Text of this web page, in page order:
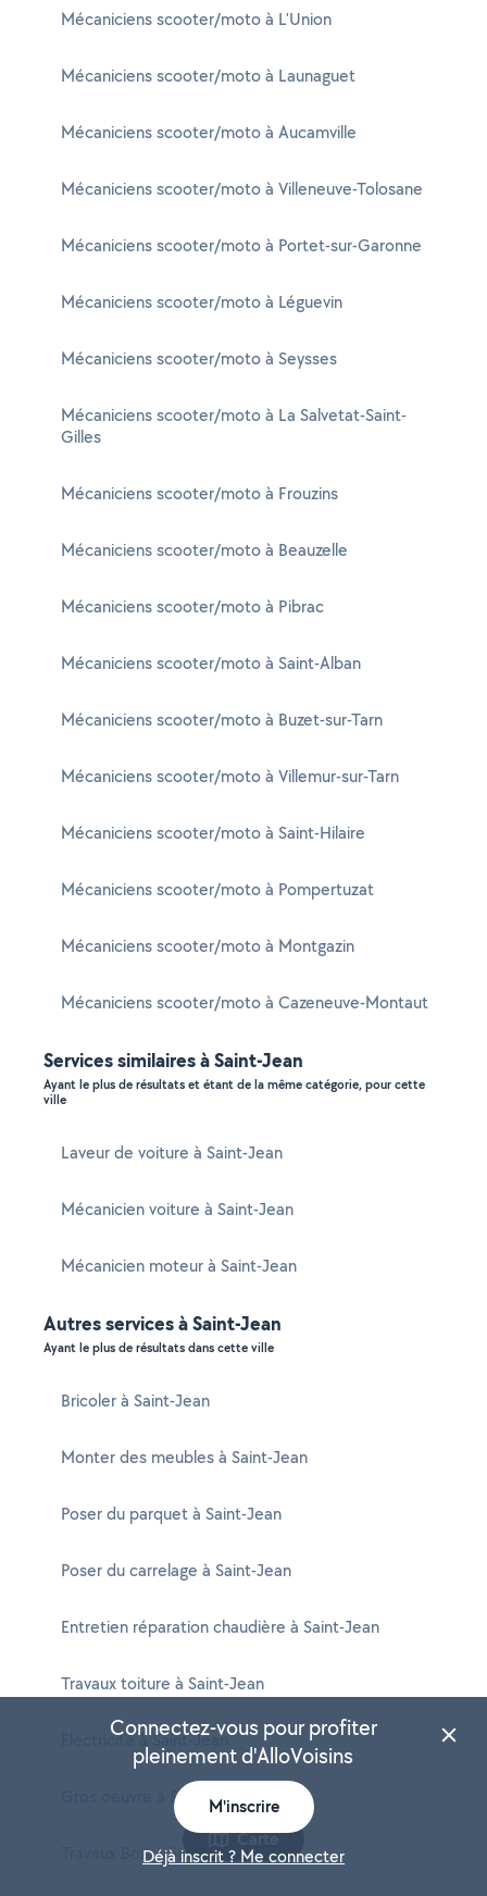
Mécaniciens scooter/moto à L'Union
Mécaniciens scooter/moto à Launaguet
Mécaniciens scooter/moto à Aucamville
Mécaniciens scooter/moto à Villeneuve-Tolosane
Mécaniciens scooter/moto à Portet-sur-Garonne
Mécaniciens scooter/moto à Léguevin
Mécaniciens scooter/moto à Seysses
Mécaniciens scooter/moto à La Salvetat-Saint-
Gilles
Mécaniciens scooter/moto à Frouzins
Mécaniciens scooter/moto à Beauzelle
Mécaniciens scooter/moto à Pibrac
Mécaniciens scooter/moto à Saint-Alban
Mécaniciens scooter/moto à Buzet-sur-Tarn
Mécaniciens scooter/moto à Villemur-sur-Tarn
Mécaniciens scooter/moto à Saint-Hilaire
Mécaniciens scooter/moto à Pompertuzat
Mécaniciens scooter/moto à Montgazin
Mécaniciens scooter/moto à Cazeneuve-Montaut
Services similaires à Saint-Jean
Ayant le plus de résultats et étant de la même catégorie, pour cette
ville
Laveur de voiture à Saint-Jean
Mécanicien voiture à Saint-Jean
Mécanicien moteur à Saint-Jean
Autres services à Saint-Jean
Ayant le plus de résultats dans cette ville
Bricoler à Saint-Jean
Monter des meubles à Saint-Jean
Poser du parquet à Saint-Jean
Poser du carrelage à Saint-Jean
Entretien réparation chaudière à Saint-Jean
Travaux toiture à Saint-Jean
Electricité à Saint-Jean
Gros oeuvre à Saint-Jean
Travaux Bois à Saint-Jean
Carte
Connectez-vous pour profiter
pleinement d'AlloVoisins
M'inscrire
Déjà inscrit ? Me connecter